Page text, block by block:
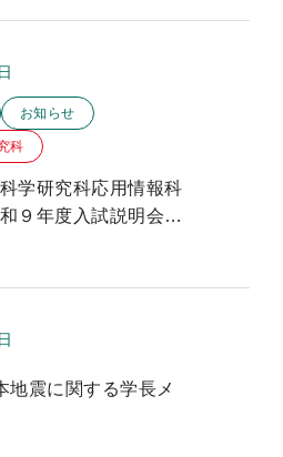
のカテゴリー
お知らせ
科
学研究科応用情報科
９年度入試説明会の
のカテゴリー
地震に関する学長メ